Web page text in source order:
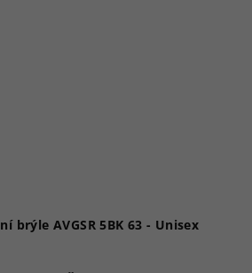
Aviator sluneční brýle AVGSR 5BK 63 - Unisex